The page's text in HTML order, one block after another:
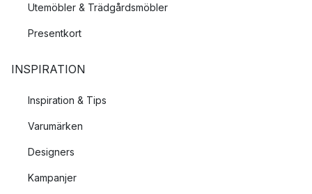
Utemöbler & Trädgårdsmöbler
Presentkort
INSPIRATION
Inspiration & Tips
Varumärken
Designers
Kampanjer